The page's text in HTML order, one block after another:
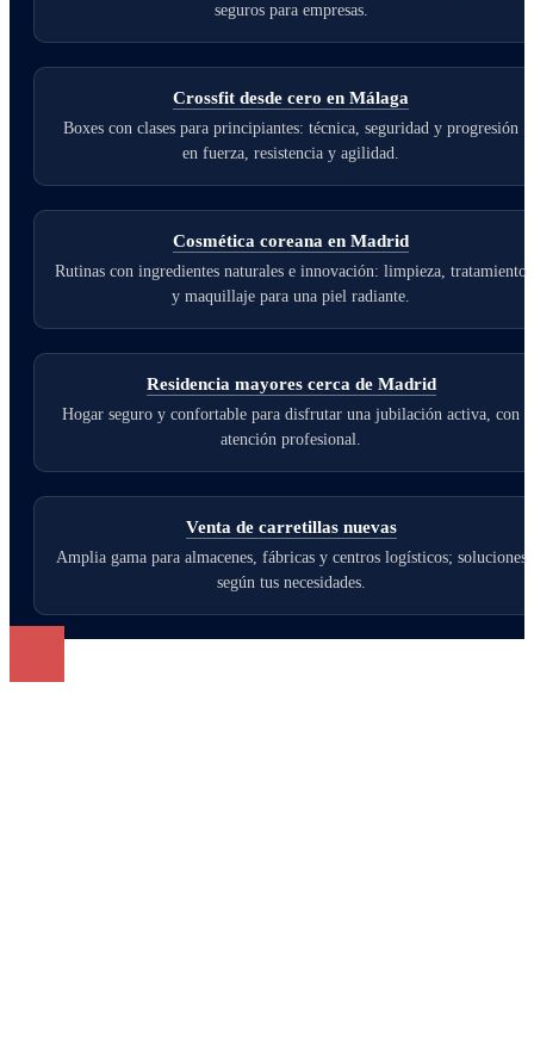
seguros para empresas.
Crossfit desde cero en Málaga
Boxes con clases para principiantes: técnica, seguridad y progresión
en fuerza, resistencia y agilidad.
Cosmética coreana en Madrid
Rutinas con ingredientes naturales e innovación: limpieza, tratamiento
y maquillaje para una piel radiante.
Residencia mayores cerca de Madrid
Hogar seguro y confortable para disfrutar una jubilación activa, con
atención profesional.
Venta de carretillas nuevas
Amplia gama para almacenes, fábricas y centros logísticos; soluciones
según tus necesidades.